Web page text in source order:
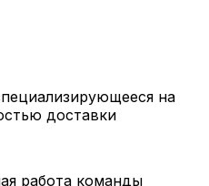
на
доставки
работа команды